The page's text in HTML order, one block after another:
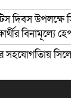
দিবস উপলক্ষে
বিনামূল্যে
সহযোগতিায়